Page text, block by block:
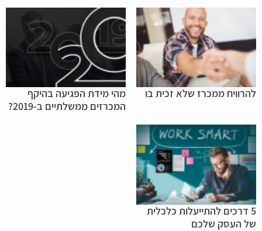
להרוויח ממכרז שלא זכית בו
מהי מידת הפגיעה בהיקף
המכרזים ממשלתיים ב-2019?
5 דרכים להתייעלות כלכלית
של העסק שלכם